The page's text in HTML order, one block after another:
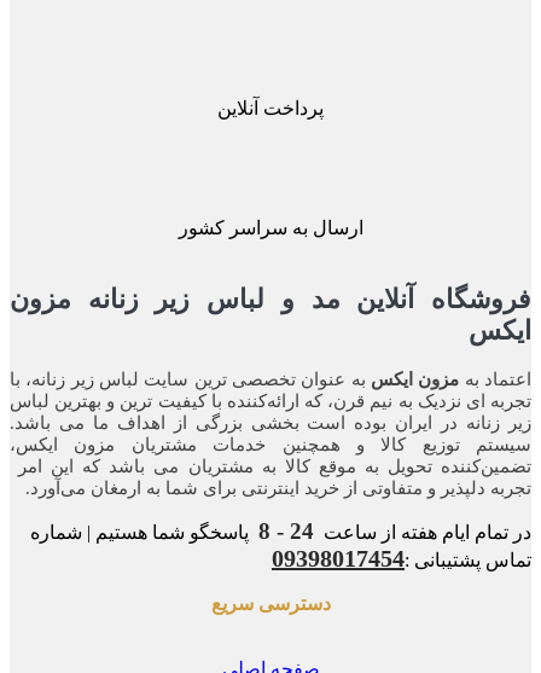
پرداخت آنلاین
ارسال به سراسر کشور
آنلاین مد و لباس زیر زنانه مزون
بهمزون ایکس به عنوان تخصصی ترین سایت لباس زیر زنانه، با
ای نزدیک به نیم قرن، که ارائه‌کننده با کیفیت ترین و بهترین لباس
زنانه در ایران بوده ‌است بخشی بزرگی از اهداف ما می باشد.
توزیع کالا و همچنین خدمات مشتریان مزون ایکس،
تحویل به موقع کالا به مشتریان می باشد که این امر
دلپذیر و متفاوتی از خرید اینترنتی برای شما به ارمغان می‌آورد.
ایام هفته از ساعت24 - 8
پاسخگو شما هستیم | شماره
پشتیبانی :09398017454
دسترسی سریع